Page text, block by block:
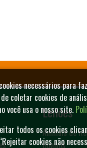
Leilões
Animais de
Bovinos
necessários para
coletar cookies de
você usa o nosso site.
todos os cookies
cookies não